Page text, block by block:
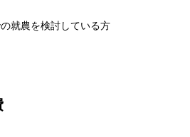
就農を検討している方
費